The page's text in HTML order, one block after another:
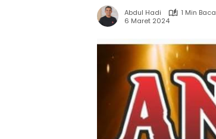
Abdul Hadi
1 Min Baca
6 Maret 2024